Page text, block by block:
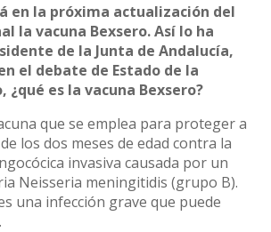
en la próxima actualización del
la vacuna Bexsero. Así lo ha
de la Junta de Andalucía,
el debate de Estado de la
¿qué es la vacuna Bexsero?
que se emplea para proteger a
los dos meses de edad contra la
invasiva causada por un
Neisseria meningitidis (grupo B).
una infección grave que puede